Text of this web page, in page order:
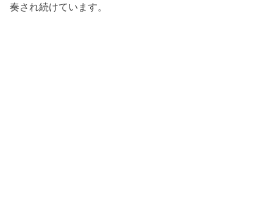
奏され続けています。